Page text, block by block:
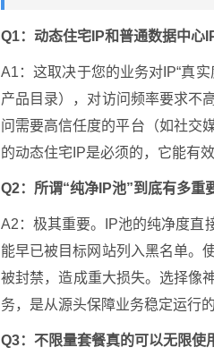
Q1：动态住宅IP和普通数据中心
A1：这取决于您的业务对IP“真
产品目录），对访问频率要求不
问需要高信任度的平台（如社交
的动态住宅IP是必须的，它能有
Q2：所谓“纯净IP池”到底有多重
A2：极其重要。IP池的纯净度直
能早已被目标网站列入黑名单。
被封禁，造成重大损失。选择像
务，是从源头保障业务稳定运行的
Q3：不限量套餐真的可以无限使